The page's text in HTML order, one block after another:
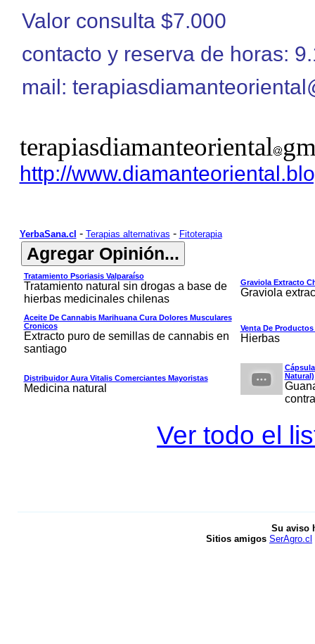
Valor consulta $7.000
contacto y reserva de horas:
mail:
terapiasdiamanteoriental
http://
YerbaSana.cl - Terapias alternativas - Fitoterapia
Tratamiento Psoriasis Valparaíso
Tratamiento natural sin drogas a base de
hierbas medicinales chilenas
Graviola Extracto
Graviola
Aceite De Cannabis Marihuana Cura Dolores Musculares
Cronicos
Extracto puro de semillas de cannabis en
santiago
Venta De
Hierbas
Distribuidor Aura Vitalis Comerciantes Mayoristas
Medicina natural
Natural)
Ver todo el
Su aviso
Sitios amigos SerAgro.cl